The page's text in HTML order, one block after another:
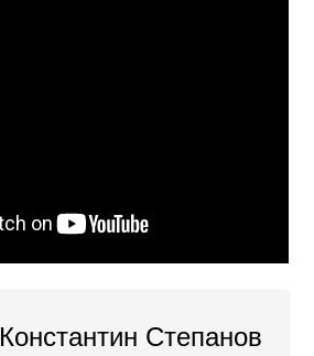
Константин Степанов